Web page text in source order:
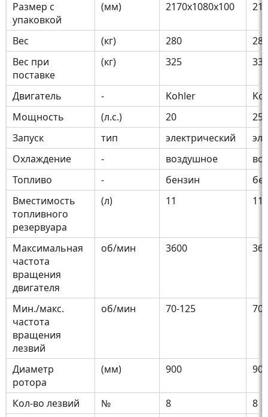
Размер с
упаковкой
(мм) 2170x1080x100
Вес (кг) 280
285
Вес при
поставке
(кг) 325 330
Двигатель - Kohler
Мощность
(л.с.) 20
25
Запуск
тип электрический
Охлаждение
- воздушное
Топливо
- бензин
Вместимость
топливного
резервуара
(л) 11 11
Максимальная
частота
вращения
двигателя
об/мин 3600
Мин./макс.
частота
вращения
лезвий
об/мин 70-125
Диаметр
ротора
(мм) 900 900
Кол-во лезвий № 8
8